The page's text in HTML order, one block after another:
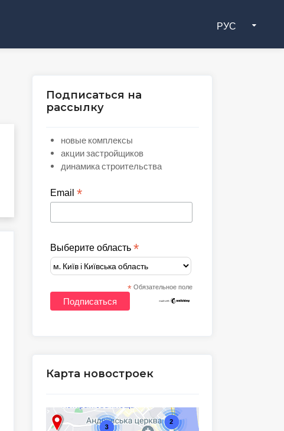
РУС
Подписаться на
рассылку
новые комплексы
акции застройщиков
динамика строительства
Email*
Выберите область*
* Обязательное поле
Карта новостроек